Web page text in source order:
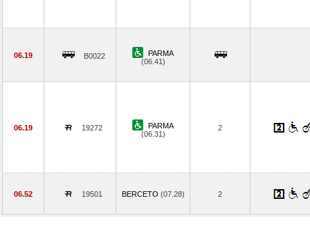
06.19 B0022
PARMA
(06.41)
06.19 19272
PARMA
(06.31)
2
06.52 19501 BERCETO (07.28) 2